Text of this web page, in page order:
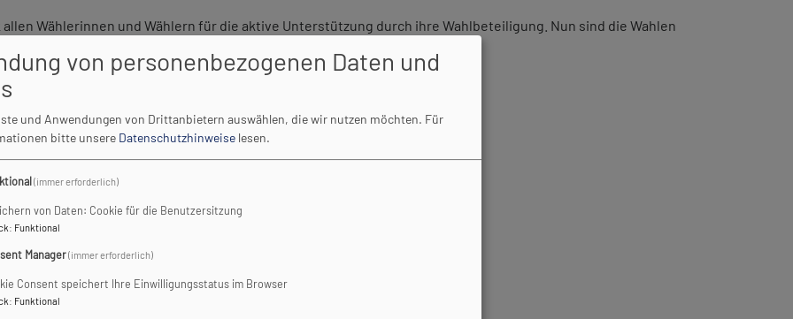
allen Wählerinnen und Wählern für die aktive Unterstützung durch ihre Wahlbeteiligung. Nun sind die Wahlen
(in alphabetischer Reihenfolge):
von personenbezogenen Daten und
und Anwendungen von Drittanbietern auswählen, die wir nutzen möchten. Für
bitte unsere Datenschutzhinweise lesen.
(immer erforderlich)
von Daten: Cookie für die Benutzersitzung
: Funktional
Manager(immer erforderlich)
Consent speichert Ihre Einwilligungsstatus im Browser
: Funktional